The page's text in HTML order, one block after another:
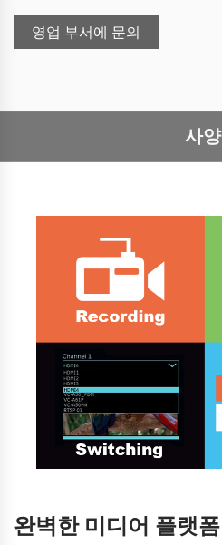
영업 부서에 문의
사양
완벽한 미디어 플랫폼